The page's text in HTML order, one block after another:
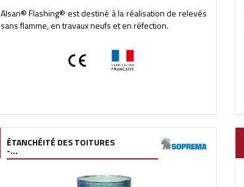
Alsan® Flashing® est destiné à la réalisation de relevés
sans flamme, en travaux neufs et en réfection.
ÉTANCHÉITÉ DES TOITURES
-...